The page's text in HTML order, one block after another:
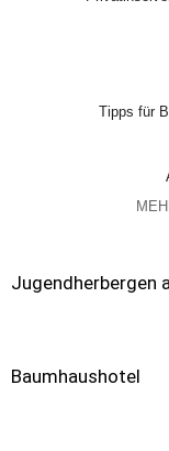
Tipps für
Jugendherbergen
Baumhaushotel